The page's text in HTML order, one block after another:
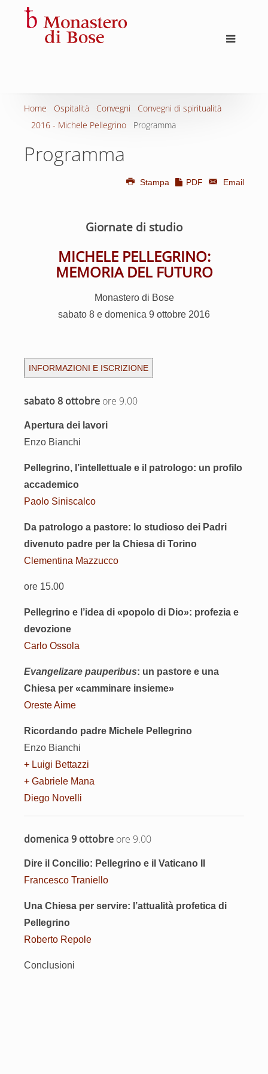
Home Ospitalità Convegni
Convegni di spiritualità
2016 - Michele Pellegrino
Programma
Programma
Stampa PDF Email
Giornate di studio
MICHELE PELLEGRINO:
MEMORIA DEL FUTURO
Monastero di Bose
sabato 8 e domenica 9 ottobre 2016
INFORMAZIONI E ISCRIZIONE
sabato 8 ottobre ore 9.00
Apertura dei lavori
Enzo Bianchi
Pellegrino, l’intellettuale e il patrologo: un profilo
accademico
Paolo Siniscalco
Da patrologo a pastore: lo studioso dei Padri
divenuto padre per la Chiesa di Torino
Clementina Mazzucco
ore 15.00
Pellegrino e l’idea di «popolo di Dio»: profezia e
devozione
Carlo Ossola
Evangelizare pauperibus: un pastore e una
Chiesa per «camminare insieme»
Oreste Aime
Ricordando padre Michele Pellegrino
Enzo Bianchi
+ Luigi Bettazzi
+ Gabriele Mana
Diego Novelli
domenica 9 ottobre ore 9.00
Dire il Concilio: Pellegrino e il Vaticano II
Francesco Traniello
Una Chiesa per servire: l’attualità profetica di
Pellegrino
Roberto Repole
Conclusioni